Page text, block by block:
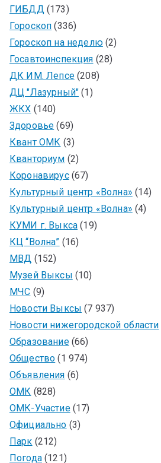
ГИБДД(173)
Гороскоп (336)
Гороскоп на неделю(2)
Госавтоинспекция (28)
ДК ИМ. Лепсе(208)
ДЦ "Лазурный" (1)
ЖКХ (140)
Здоровье (69)
Квант ОМК (3)
Кванториум (2)
Коронавирус(67)
Культурный центр «Волна» (14)
Культурный центр «Волна» (4)
КУМИ г. Выкса (19)
КЦ “Волна” (16)
МВД (152)
Музей Выксы (10)
МЧС (9)
Новости Выксы (7 937)
Новости нижегородской области
Образование(66)
Общество (1 974)
Объявления (6)
ОМК (828)
ОМК-Участие(17)
Официально (3)
Парк (212)
Погода(121)